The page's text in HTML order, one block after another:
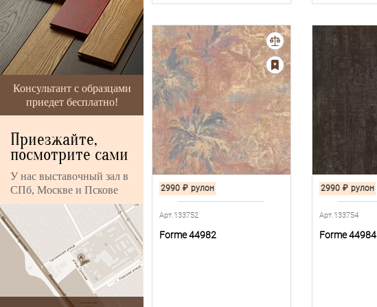
Консультант с образцами
приедет бесплатно!
Приезжайте,
посмотрите сами
У нас выставочный зал в
СПб, Москве и Пскове
2990 ₽ рулон
Арт.133752
Forme 44982
2990 ₽ рулон
Арт.133754
Forme 44984